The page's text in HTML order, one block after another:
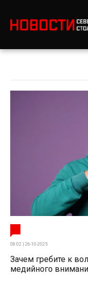
08:02 | 26-10-2025
Зачем гребите к
медийного